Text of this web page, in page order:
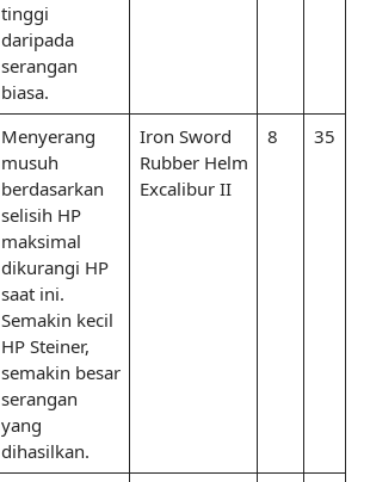
tinggi
daripada
serangan
biasa.
Menyerang
musuh
berdasarkan
selisih HP
maksimal
dikurangi HP
saat ini.
Semakin kecil
HP Steiner,
semakin besar
serangan
yang
dihasilkan.
Iron Sword
Rubber Helm
Excalibur II
8 35